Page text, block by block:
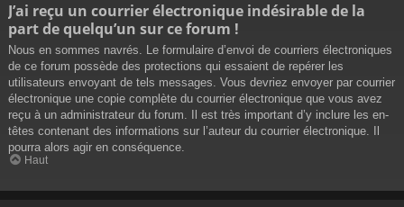
J’ai reçu un courrier électronique indésirable de la
part de quelqu’un sur ce forum !
Nous en sommes navrés. Le formulaire d’envoi de courriers électroniques
de ce forum possède des protections qui essaient de repérer les
utilisateurs envoyant de tels messages. Vous devriez envoyer par courrier
électronique une copie complète du courrier électronique que vous avez
reçu à un administrateur du forum. Il est très important d’y inclure les en-
têtes contenant des informations sur l’auteur du courrier électronique. Il
pourra alors agir en conséquence.
Haut